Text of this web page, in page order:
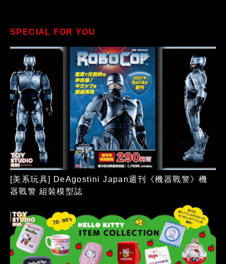
SPECIAL FOR YOU
[美系玩具] DeAgostini Japan週刊《機器戰警》機
器戰警 組裝模型誌